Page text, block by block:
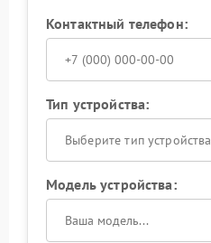
Контактный телефон:
Тип устройства:
Выберите тип устройства
Модель устройства: